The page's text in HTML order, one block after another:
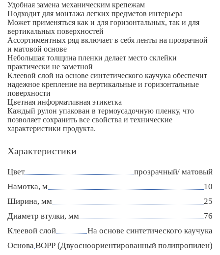
Удобная замена механическим крепежам
Подходит для монтажа легких предметов интерьера
Может применяться как и для горизонтальных, так и для
вертикальных поверхностей
Ассортиментных ряд включает в себя ленты на прозрачной
и матовой основе
Небольшая толщина пленки делает место склейки
практически не заметной
Клеевой слой на основе синтетического каучука обеспечит
надежное крепление на вертикальные и горизонтальные
поверхности
Цветная информативная этикетка
Каждый рулон упакован в термоусадочную пленку, что
позволяет сохранить все свойства и технические
характеристики продукта.
Характеристики
Цвет
прозрачный/ матовый
Намотка, м
10
Ширина, мм
25
Диаметр втулки, мм
76
Клеевой слой
На основе синтетического каучука
ОсноваВОРР (Двуосноориентированный полипропилен)